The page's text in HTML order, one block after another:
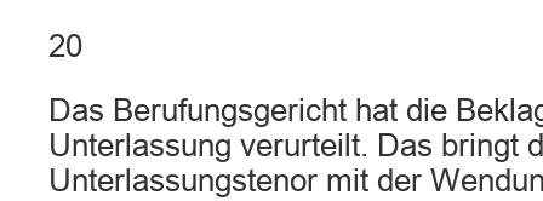
20
Das Berufungsgericht hat die
Unterlassung verurteilt. Das bringt
Unterlassungstenor mit der